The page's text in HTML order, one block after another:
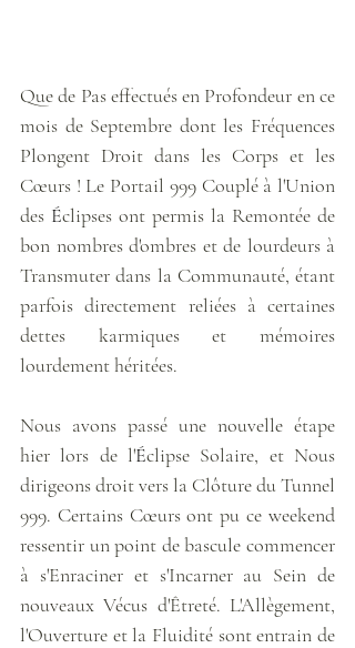
Que de Pas effectués en Profondeur en ce
mois de Septembre dont les Fréquences
Plongent Droit dans les Corps et les
Cœurs ! Le Portail 999 Couplé à l'Union
des Éclipses ont permis la Remontée de
bon nombres d'ombres et de lourdeurs à
Transmuter dans la Communauté, étant
parfois directement reliées à certaines
dettes karmiques et mémoires
lourdement héritées.
Nous avons passé une nouvelle étape
hier lors de l'Éclipse Solaire, et Nous
dirigeons droit vers la Clôture du Tunnel
999. Certains Cœurs ont pu ce weekend
ressentir un point de bascule commencer
à s'Enraciner et s'Incarner au Sein de
nouveaux Vécus d'Êtreté. L'Allègement,
l'Ouverture et la Fluidité sont entrain de